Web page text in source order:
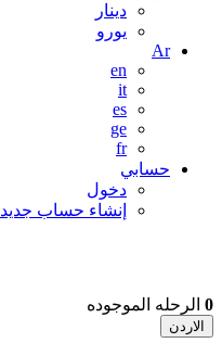
دينار
يورو
Ar
en
it
es
ge
fr
حسابي
دخول
إنشاء حساب جديد
0 الرحله الموجوده
الاردن